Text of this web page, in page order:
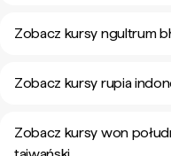
Zobacz kursy ngultrum
Zobacz kursy rupia
Zobacz kursy won